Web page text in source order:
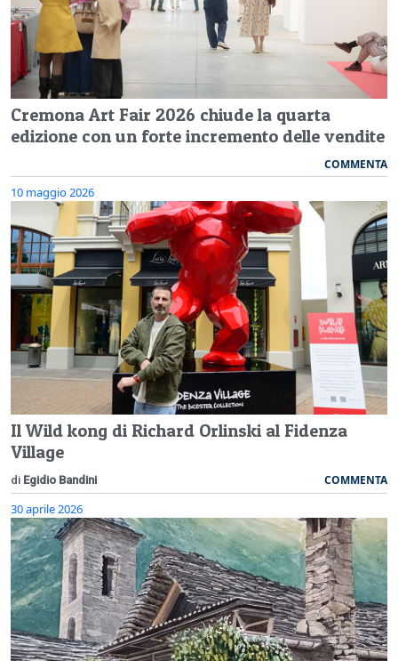
Cremona Art Fair 2026 chiude la quarta
edizione con un forte incremento delle vendite
COMMENTA
10 maggio 2026
Il Wild kong di Richard Orlinski al Fidenza
Village
di Egidio Bandini COMMENTA
30 aprile 2026